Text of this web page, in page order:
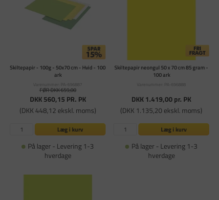
Skiltepapir - 100g - 50x70 cm - Hvid - 100
ark
Varenummer: PA-696887
FØR DKK 659,00
DKK 560,15 PR. PK
(DKK 448,12 ekskl. moms)
Læg i kurv
På lager - Levering 1-3
hverdage
Skiltepapir neongul 50 x 70 cm 85 gram -
100 ark
Varenummer: PA-696888
DKK 1.419,00pr. PK
(DKK 1.135,20 ekskl. moms)
Læg i kurv
På lager - Levering 1-3
hverdage